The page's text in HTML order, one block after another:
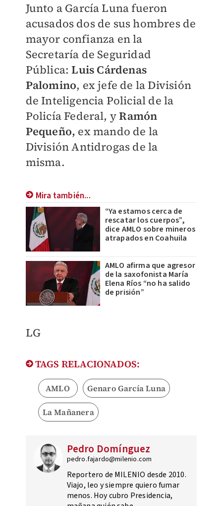
Junto a García Luna fueron
acusados dos de sus hombres de
mayor confianza en la
Secretaría de Seguridad
Pública:Luis Cárdenas
Palomino, ex jefe de la División
de Inteligencia Policial de la
Policía Federal, yRamón
Pequeño, ex mando de la
División Antidrogas de la
misma.
Mira también...
“Ya estamos cerca de
rescatar los cuerpos”,
dice AMLO sobre mineros
atrapados en Coahuila
AMLO afirma que agresor
de la saxofonista María
Elena Ríos “no ha salido
de prisión”
LG
TAGS RELACIONADOS:
AMLO Genaro García Luna
La Mañanera
Pedro Domínguez
pedro.fajardo@milenio.com
Reportero de MILENIO desde 2010.
Viajo, leo y siempre quiero fumar
menos. Hoy cubro Presidencia,